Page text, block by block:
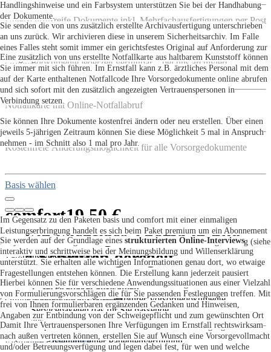
Unterschriftsreife Dokumente inkl. Mehrfachausfertigungen per Post
Originaldokumente jederzeit verfügbar – bei uns archiviert
Notfallkarte mit Online-Notfallabruf
Kostenfreie Änderungsmöglichkeit für alle Vorsorgedokumente
Basis wählen
comfort19,50 €
Zahlungsweise einmalig
Online-Interview zur Erstellung Ihrer Vorsorgedokumente
Einmalige Erstellung einer Patientenverfügung
Ein wichtiges Thema in nur
4 Schritten geregelt
1. Servicepaket auswählen
Wählen Sie aus unseren 3
Servicepaketen das für Sie passende
aus
Jetzt auswählen
Handlingshinweise und ein Farbsystem unterstützen Sie bei der Handhabung
der Dokumente.
Sie senden die von uns zusätzlich erstellte Archivausfertigung unterschrieben
an uns zurück. Wir archivieren diese in unserem Sicherheitsarchiv. Im Falle
eines Falles steht somit immer ein gerichtsfestes Original auf Anforderung zur
Verfügung.
Eine zusätzlich von uns erstellte Notfallkarte aus haltbarem Kunststoff können
Sie immer mit sich führen. Im Ernstfall kann z.B. ärztliches Personal mit dem
auf der Karte enthaltenen Notfallcode Ihre Vorsorgedokumente online abrufen
und sich sofort mit den zusätzlich angezeigten Vertrauenspersonen in
Verbindung setzen.
Sie können Ihre Dokumente kostenfrei ändern oder neu erstellen. Über einen
jeweils 5-jährigen Zeitraum können Sie diese Möglichkeit 5 mal in Anspruch
nehmen - im Schnitt also 1 mal pro Jahr.
Im Gegensatz zu den Paketen basis und comfort mit einer einmaligen
Leistungserbringung handelt es sich beim Paket premium um ein Abonnement
mit jährlicher Zahlungsweise und deutlich erweitertem Leistungsumfang (siehe
unten).
Sie werden auf der Grundlage eines strukturierten Online-Interviews
interaktiv und schrittweise bei der Meinungsbildung und Willenserklärung
unterstützt. Sie erhalten alle wichtigen Informationen genau dort, wo etwaige
Fragestellungen entstehen können. Die Erstellung kann jederzeit pausiert
werden. Ihre Angaben können Sie bis zur finalen Freigabe der Voransicht
jederzeit ändern bzw. korrigieren.
Hierbei können Sie für verschiedene Anwendungssituationen aus einer Vielzahl
von Formulierungsvorschlägen die für Sie passenden Festlegungen treffen. Mit
frei von Ihnen formulierbaren ergänzenden Gedanken und Hinweisen,
Angaben zur Entbindung von der Schweigepflicht und zum gewünschten Ort
in der Sterbephase sowie vielem mehr können Sie Ihre Verfügungen
komplettieren.
Damit Ihre Vertrauenspersonen Ihre Verfügungen im Ernstfall rechtswirksam
nach außen vertreten können, erstellen Sie auf Wunsch eine Vorsorgevollmacht
und/oder Betreuungsverfügung und legen dabei fest, für wen und welche